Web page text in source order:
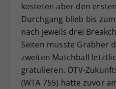
kosteten aber den
Durchgang blieb bis
nach jeweils drei
Seiten musste Grabher
zweiten Matchball
gratulieren. ÖTV-
(WTA 755) hatte zuvor